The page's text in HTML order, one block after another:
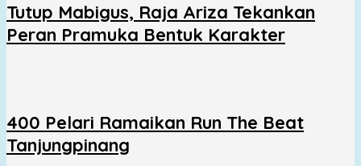
Tutup Mabigus, Raja Ariza Tekankan
Peran Pramuka Bentuk Karakter
400 Pelari Ramaikan Run The Beat
Tanjungpinang